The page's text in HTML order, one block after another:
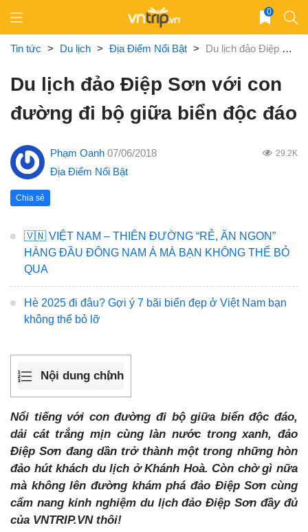
content
0
Tin tức > Du lịch > Địa Điểm Nổi Bật > Du lịch đảo Điệp Sơn với con đường đi bộ giữa biển độc đáo
Du lịch đảo Điệp Sơn với con
đường đi bộ giữa biển độc đáo
Phạm Oanh 07/06/2018 29.2K
Địa Điểm Nổi Bật
Chia sẻ
🇻🇳 VIỆT NAM – THIÊN ĐƯỜNG “RẺ, ĂN NGON”
HÀNG ĐẦU ĐÔNG NAM Á MÀ BẠN KHÔNG THỂ BỎ
QUA
Hè 2025 đi đâu? Gợi ý 7 bãi biển đẹp ở Việt Nam bạn
không thể bỏ lỡ
Nội dung chính
Nổi tiếng với con đường đi bộ giữa biển độc đáo,
dải cát trắng mịn cùng làn nước trong xanh, đảo
Điệp Sơn đang dần trở thành một trong những hòn
đảo hút khách du lịch ở Khánh Hoà. Còn chờ gì nữa
mà không lên đường khám phá đảo Điệp Sơn cùng
cẩm nang kinh nghiệmdu lịch đảo Điệp Sơn đầy đủ
của VNTRIP.VN thôi!